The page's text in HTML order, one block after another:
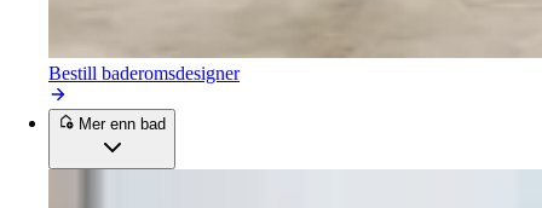
Bestill baderomsdesigner
Mer enn bad